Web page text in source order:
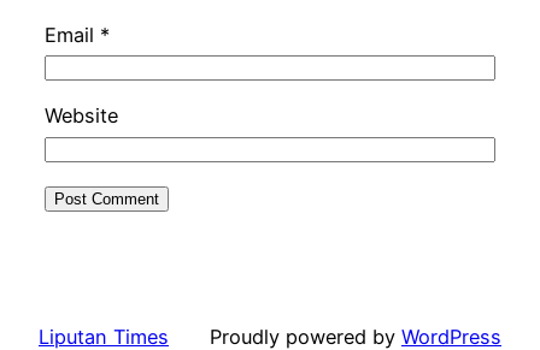
Email *
Website
Liputan Times Proudly powered by WordPress